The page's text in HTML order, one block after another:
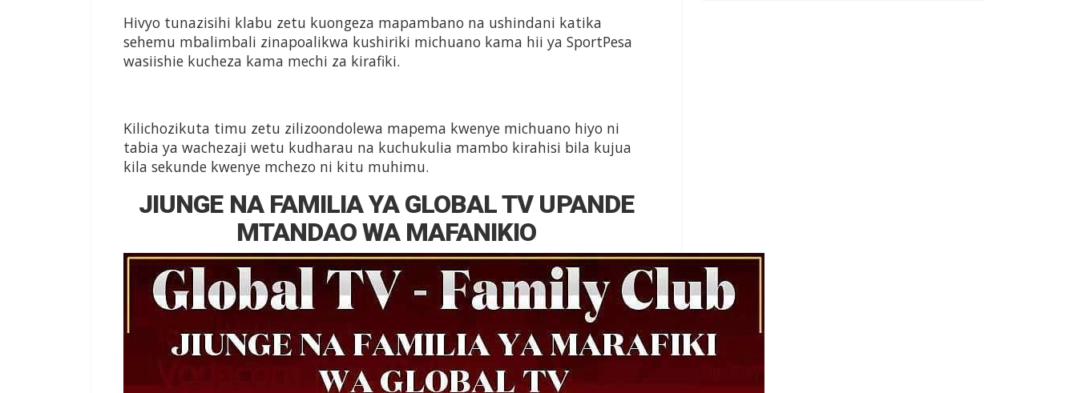
Hivyo tunazisihi klabu zetu kuongeza mapambano na ushindani katika
sehemu mbalimbali zinapoalikwa kushiriki michuano kama hii ya SportPesa
wasiishie kucheza kama mechi za kirafiki.
Kilichozikuta timu zetu zilizoondolewa mapema kwenye michuano hiyo ni
tabia ya wachezaji wetu kudharau na kuchukulia mambo kirahisi bila kujua
kila sekunde kwenye mchezo ni kitu muhimu.
JIUNGE NA FAMILIA YA GLOBAL TV UPANDE
MTANDAO WA MAFANIKIO